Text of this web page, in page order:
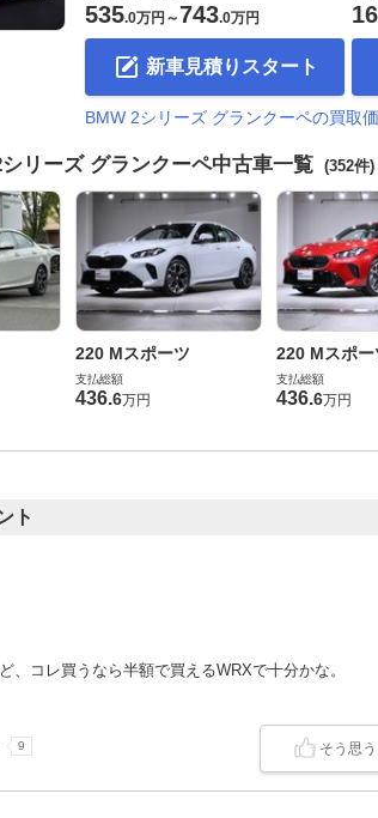
535.0万円 ～743.0万円
新車見積りスタート
BMW 2シリーズ グランクーペの買取
リーズ グランクーペ中古車一覧 (352件)
220 Mスポーツ
支払総額
436.6万円
220 Mスポー
支払総額
436.6万円
ト
、コレ買うなら半額で買えるWRXで十分かな。
9 そう思う